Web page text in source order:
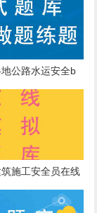
公路水运安全b
专业资料
施工安全员在线